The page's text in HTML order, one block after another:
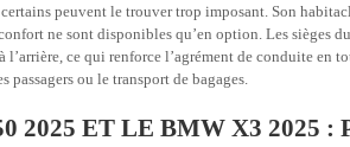
peuvent le trouver trop imposant. Son
ne sont disponibles qu’en option. Les sièges
ce qui renforce l’agrément de conduite en
ou le transport de bagages.
2025 ET LE BMW X3 2025 :